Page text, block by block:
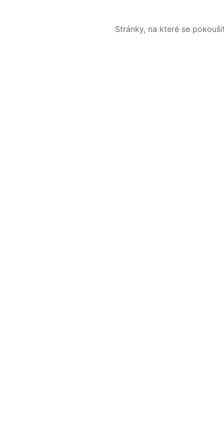
Stránky, na které se